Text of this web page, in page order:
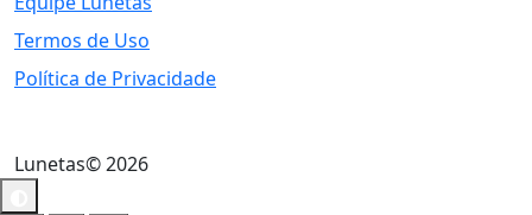
Termos de Uso
Política de Privacidade
Lunetas© 2026